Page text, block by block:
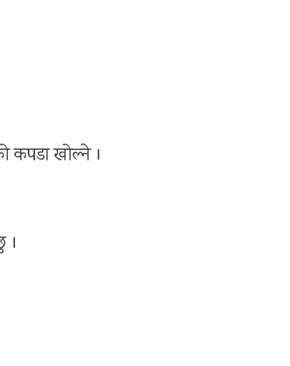
कपडा खोल्ने ।
।